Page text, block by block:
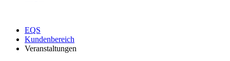
EQS
Kundenbereich
Veranstaltungen